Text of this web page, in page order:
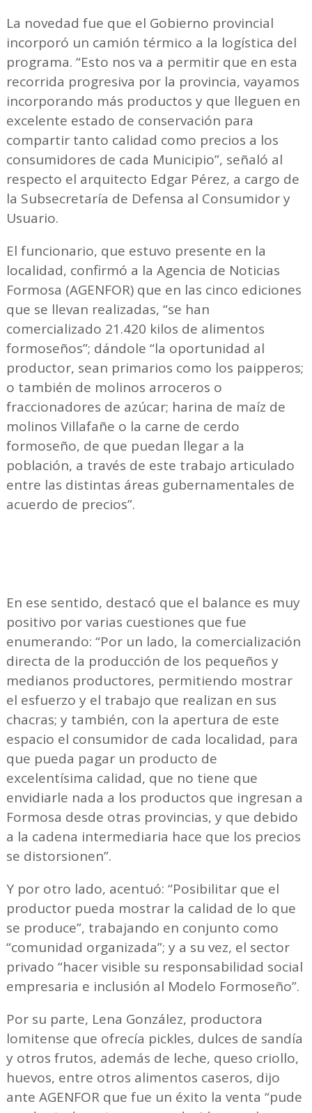
La novedad fue que el Gobierno provincial
incorporó un camión térmico a la logística del
programa. “Esto nos va a permitir que en esta
recorrida progresiva por la provincia, vayamos
incorporando más productos y que lleguen en
excelente estado de conservación para
compartir tanto calidad como precios a los
consumidores de cada Municipio”, señaló al
respecto el arquitecto Edgar Pérez, a cargo de
la Subsecretaría de Defensa al Consumidor y
Usuario.
El funcionario, que estuvo presente en la
localidad, confirmó a la Agencia de Noticias
Formosa (AGENFOR) que en las cinco ediciones
que se llevan realizadas, “se han
comercializado 21.420 kilos de alimentos
formoseños”; dándole “la oportunidad al
productor, sean primarios como los paipperos;
o también de molinos arroceros o
fraccionadores de azúcar; harina de maíz de
molinos Villafañe o la carne de cerdo
formoseño, de que puedan llegar a la
población, a través de este trabajo articulado
entre las distintas áreas gubernamentales de
acuerdo de precios”.
En ese sentido, destacó que el balance es muy
positivo por varias cuestiones que fue
enumerando: “Por un lado, la comercialización
directa de la producción de los pequeños y
medianos productores, permitiendo mostrar
el esfuerzo y el trabajo que realizan en sus
chacras; y también, con la apertura de este
espacio el consumidor de cada localidad, para
que pueda pagar un producto de
excelentísima calidad, que no tiene que
envidiarle nada a los productos que ingresan a
Formosa desde otras provincias, y que debido
a la cadena intermediaria hace que los precios
se distorsionen”.
Y por otro lado, acentuó: “Posibilitar que el
productor pueda mostrar la calidad de lo que
se produce”, trabajando en conjunto como
“comunidad organizada”; y a su vez, el sector
privado “hacer visible su responsabilidad social
empresaria e inclusión al Modelo Formoseño”.
Por su parte, Lena González, productora
lomitense que ofrecía pickles, dulces de sandía
y otros frutos, además de leche, queso criollo,
huevos, entre otros alimentos caseros, dijo
ante AGENFOR que fue un éxito la venta “pude